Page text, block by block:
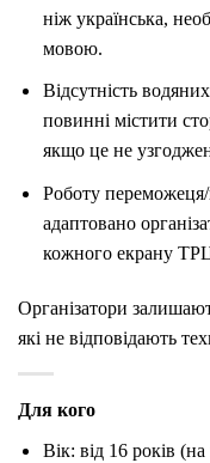
ніж українська,
мовою.
Відсутність
повинні містити
якщо це не
Роботу
адаптовано
кожного екрану
Організатори
які не відповідають
Для кого
Вік: від 16 років